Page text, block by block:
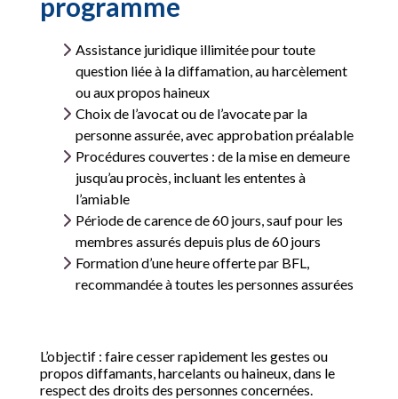
Assistance juridique illimitée pour toute
question liée à la diffamation, au harcèlement
ou aux propos haineux
Choix de l’avocat ou de l’avocate par la
personne assurée, avec approbation préalable
Procédures couvertes : de la mise en demeure
jusqu’au procès, incluant les ententes à
l’amiable
Période de carence de 60 jours, sauf pour les
membres assurés depuis plus de 60 jours
Formation d’une heure offerte par BFL,
recommandée à toutes les personnes assurées
L’objectif : faire cesser rapidement les gestes ou
propos diffamants, harcelants ou haineux, dans le
respect des droits des personnes concernées.